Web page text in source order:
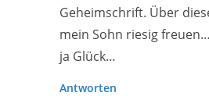
Geheimschrift. Über
mein Sohn riesig
ja Glück…
Antworten